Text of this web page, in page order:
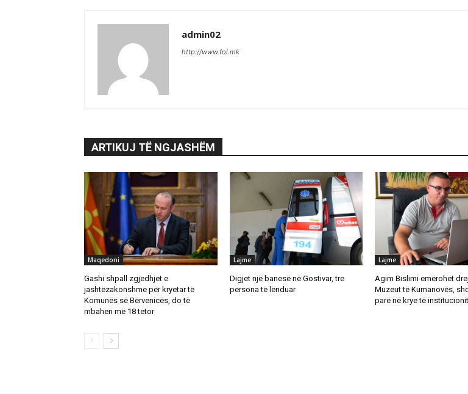
admin02
http://www.fol.mk
ARTIKUJ TË NGJASHËM
Maqedoni
Gashi shpall zgjedhjet e
jashtëzakonshme për kryetar të
Komunës së Bërvenicës, do të
mbahen më 18 tetor
Lajme
Digjet një banesë në Gostivar, tre
persona të lënduar
Lajme
Agim Bislimi emërohet
Muzeut të Kumanovës,
parë në krye të institucionit